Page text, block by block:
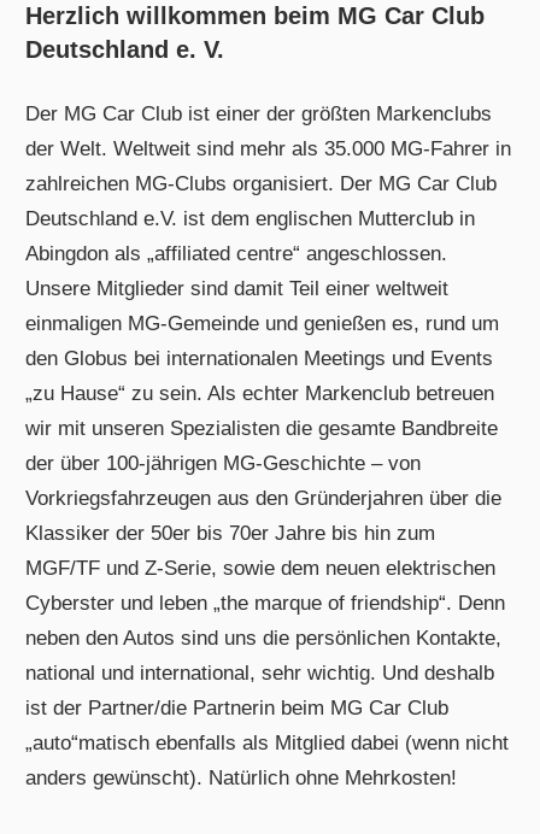
Herzlich willkommen beim MG Car Club
Deutschland e. V.
Der MG Car Club ist einer der größten Markenclubs
der Welt. Weltweit sind mehr als 35.000 MG-Fahrer in
zahlreichen MG-Clubs organisiert. Der MG Car Club
Deutschland e.V. ist dem englischen Mutterclub in
Abingdon als „affiliated centre“ angeschlossen.
Unsere Mitglieder sind damit Teil einer weltweit
einmaligen MG-Gemeinde und genießen es, rund um
den Globus bei internationalen Meetings und Events
„zu Hause“ zu sein. Als echter Markenclub betreuen
wir mit unseren Spezialisten die gesamte Bandbreite
der über 100-jährigen MG-Geschichte – von
Vorkriegsfahrzeugen aus den Gründerjahren über die
Klassiker der 50er bis 70er Jahre bis hin zum
MGF/TF und Z-Serie, sowie dem neuen elektrischen
Cyberster und leben „the marque of friendship“. Denn
neben den Autos sind uns die persönlichen Kontakte,
national und international, sehr wichtig. Und deshalb
ist der Partner/die Partnerin beim MG Car Club
„auto“matisch ebenfalls als Mitglied dabei (wenn nicht
anders gewünscht). Natürlich ohne Mehrkosten!